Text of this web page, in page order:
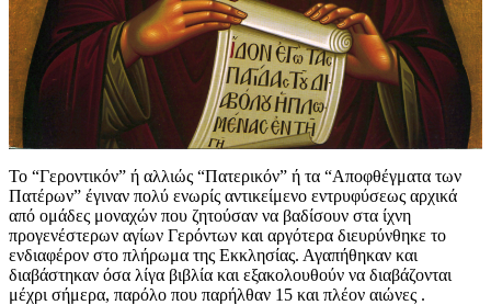
Το “Γεροντικόν” ή αλλιώς “Πατερικόν” ή τα “Αποφθέγματα των
Πατέρων” έγιναν πολύ ενωρίς αντικείμενο εντρυφύσεως αρχικά
από ομάδες μοναχών που ζητούσαν να βαδίσουν στα ίχνη
προγενέστερων αγίων Γερόντων και αργότερα διευρύνθηκε το
ενδιαφέρον στο πλήρωμα της Εκκλησίας. Αγαπήθηκαν και
διαβάστηκαν όσα λίγα βιβλία και εξακολουθούν να διαβάζονται
μέχρι σήμερα, παρόλο που παρήλθαν 15 και πλέον αιώνες .